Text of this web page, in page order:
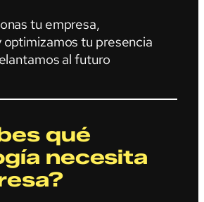
tu empresa,
optimizamos tu presencia
al futuro
qué
necesita